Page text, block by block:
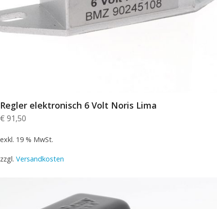
Regler elektronisch 6 Volt Noris Lima
€ 91,50
exkl. 19 % MwSt.
zzgl. Versandkosten